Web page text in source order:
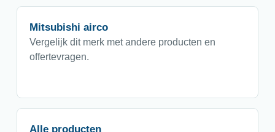
Mitsubishi airco
Vergelijk dit merk met andere producten en
offertevragen.
Alle producten